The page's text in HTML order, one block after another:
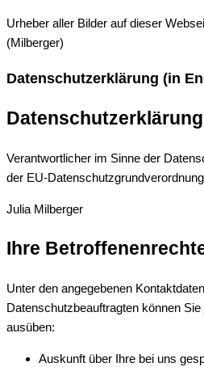
Urheber aller Bilder auf dieser
(Milberger)
Datenschutzerklärung (in
Datenschutzerklärung
Verantwortlicher im Sinne der
der EU-
Julia Milberger
Ihre
Unter den angegebenen
Datenschutzbeauftragten können
ausüben:
Auskunft über Ihre bei uns